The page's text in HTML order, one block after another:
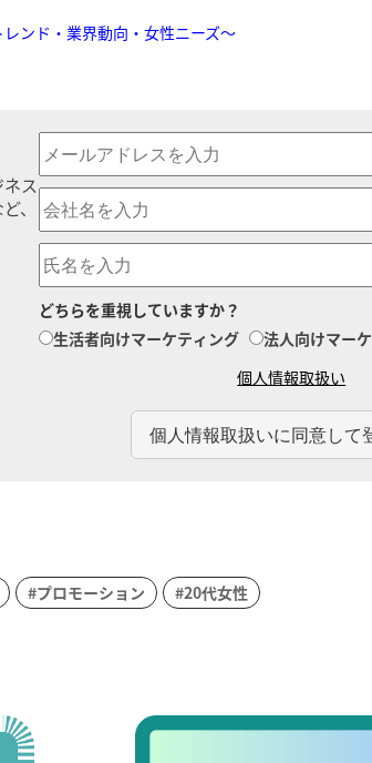
ンド・業界動向・女性ニーズ〜
ス
、
どちらを重視していますか？
生活者向けマーケティング
法人向けマー
個人情報取扱い
#プロモーション #20代女性